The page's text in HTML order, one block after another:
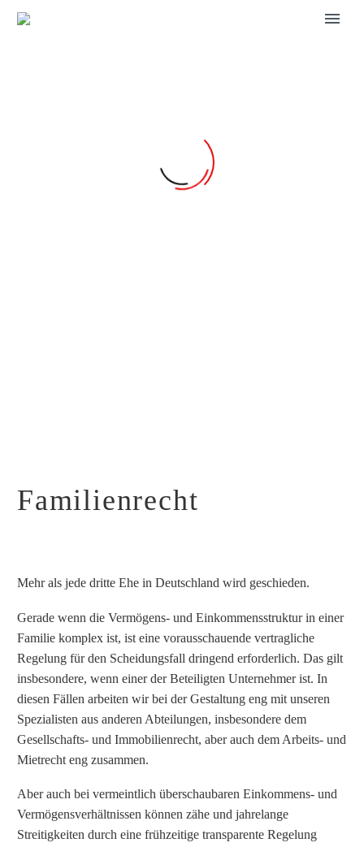
Familienrecht
Mehr als jede dritte Ehe in Deutschland wird geschieden.
Gerade wenn die Vermögens- und Einkommensstruktur in einer
Familie komplex ist, ist eine vorausschauende vertragliche
Regelung für den Scheidungsfall dringend erforderlich. Das gilt
insbesondere, wenn einer der Beteiligten Unternehmer ist. In
diesen Fällen arbeiten wir bei der Gestaltung eng mit unseren
Spezialisten aus anderen Abteilungen, insbesondere dem
Gesellschafts- und Immobilienrecht, aber auch dem Arbeits- und
Mietrecht eng zusammen.
Aber auch bei vermeintlich überschaubaren Einkommens- und
Vermögensverhältnissen können zähe und jahrelange
Streitigkeiten durch eine frühzeitige transparente Regelung